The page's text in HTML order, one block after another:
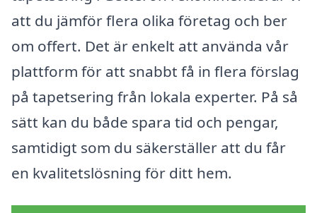
att du jämför flera olika företag och ber
om offert. Det är enkelt att använda vår
plattform för att snabbt få in flera förslag
på tapetsering från lokala experter. På så
sätt kan du både spara tid och pengar,
samtidigt som du säkerställer att du får
en kvalitetslösning för ditt hem.